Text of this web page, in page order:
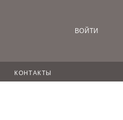
ВОЙТИ
КОНТАКТЫ